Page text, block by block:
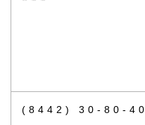
(8442) 30-80-40